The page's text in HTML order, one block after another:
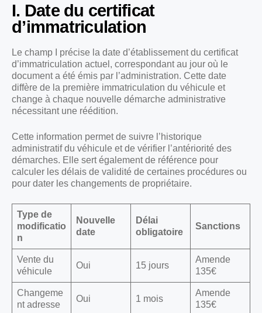
I. Date du certificat
d’immatriculation
Le champ I précise la date d’établissement du certificat
d’immatriculation actuel, correspondant au jour où le
document a été émis par l’administration. Cette date
diffère de la première immatriculation du véhicule et
change à chaque nouvelle démarche administrative
nécessitant une réédition.
Cette information permet de suivre l’historique
administratif du véhicule et de vérifier l’antériorité des
démarches. Elle sert également de référence pour
calculer les délais de validité de certaines procédures ou
pour dater les changements de propriétaire.
Type de
modificatio
n
Nouvelle
date
Délai
obligatoire
Sanctions
Vente du
véhicule
Oui 15 jours
Amende
135€
Changeme
nt adresse
Oui 1 mois
Amende
135€